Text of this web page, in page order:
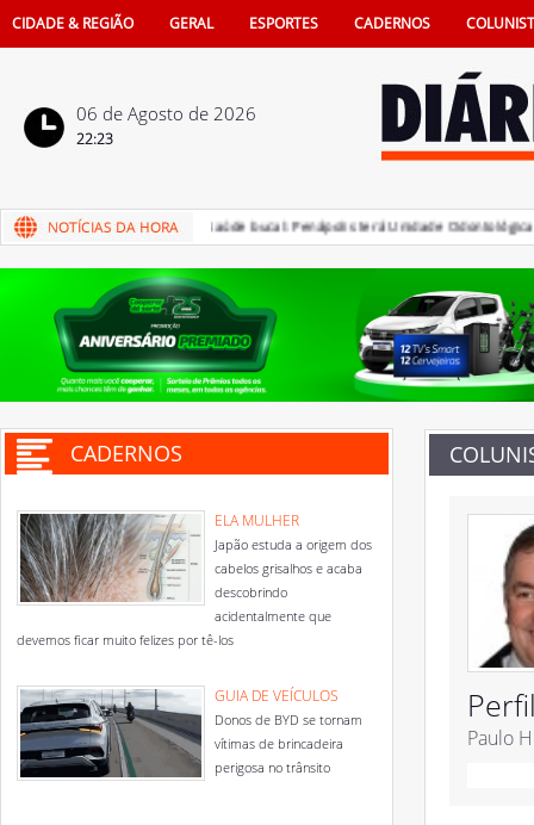
CIDADE & REGIÃO GERAL ESPORTES CADERNOS
06 de Agosto de 2026
22:23
04/08/2026 - Saúde bucal: Penápolis terá Unidade Odontológica
CADERNOS
ELA MULHER
Japão estuda a origem dos
cabelos grisalhos e acaba
descobrindo
acidentalmente que
devemos ficar muito felizes por tê-los
GUIA DE VEÍCULOS
Donos de BYD se tornam
vítimas de brincadeira
perigosa no trânsito
Paulo